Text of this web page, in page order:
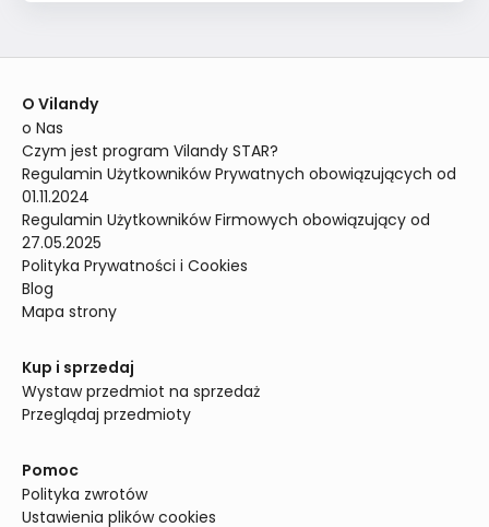
O Vilandy
o Nas
Czym jest program Vilandy STAR?
Regulamin Użytkowników Prywatnych obowiązujących od
01.11.2024
Regulamin Użytkowników Firmowych obowiązujący od
27.05.2025
Polityka Prywatności i Cookies
Blog
Mapa strony
Kup i sprzedaj
Wystaw przedmiot na sprzedaż
Przeglądaj przedmioty
Pomoc
Polityka zwrotów
Ustawienia plików cookies